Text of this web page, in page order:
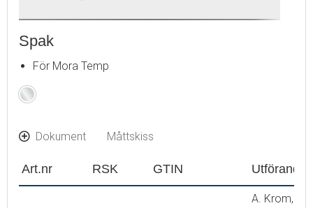
Spak
För Mora Temp
Krom
Dokument Måttskiss
Art.nr RSK GTIN Utförande
A. Krom,